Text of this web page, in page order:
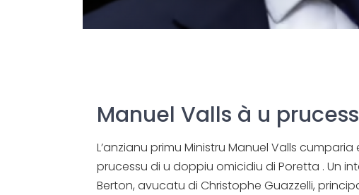
Manuel Valls à u
L’anzianu primu Ministru Manuel Valls
prucessu di u doppiu omicidiu di Poretta . Un
Berton, avucatu di Christophe Guazzelli,